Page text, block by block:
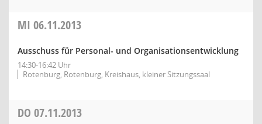
MI 06.11.2013
Ausschuss für Personal- und Organisationsentwicklung
14:30-16:42 Uhr
Rotenburg, Rotenburg, Kreishaus, kleiner Sitzungssaal
DO 07.11.2013